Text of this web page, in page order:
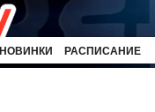
НОВИНКИ РАСПИСАНИЕ